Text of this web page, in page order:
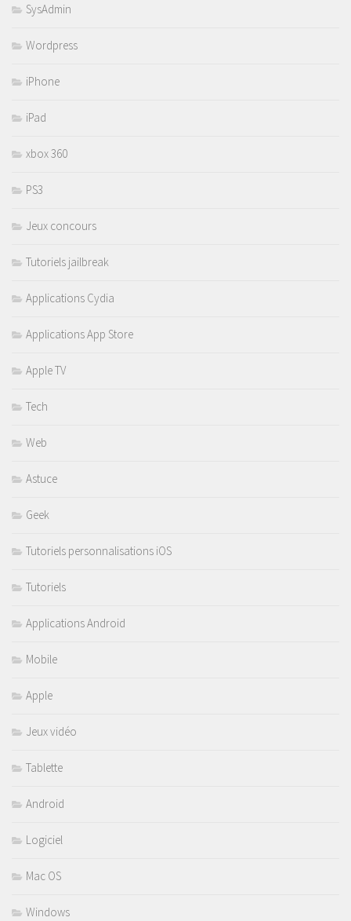
SysAdmin
Wordpress
iPhone
iPad
xbox 360
PS3
Jeux concours
Tutoriels jailbreak
Applications Cydia
Applications App Store
Apple TV
Tech
Web
Astuce
Geek
Tutoriels personnalisations iOS
Tutoriels
Applications Android
Mobile
Apple
Jeux vidéo
Tablette
Android
Logiciel
Mac OS
Windows